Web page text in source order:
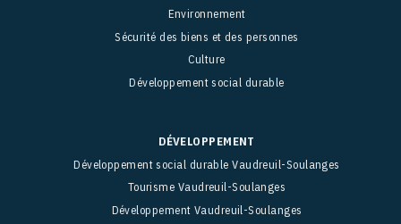
Environnement
Sécurité des biens et des personnes
Culture
Développement social durable
DÉVELOPPEMENT
Développement social durable Vaudreuil-Soulanges
Tourisme Vaudreuil-Soulanges
Développement Vaudreuil-Soulanges